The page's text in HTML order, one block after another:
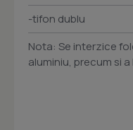
-tifon dublu
Nota: Se interzice
aluminiu, precum si